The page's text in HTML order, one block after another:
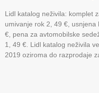
Lidl katalog neživila: komplet
umivanje rok 2, 49 €,
€, pena za avtomobilske
1, 49 €. Lidl katalog neživila
2019 oziroma do razprodaje